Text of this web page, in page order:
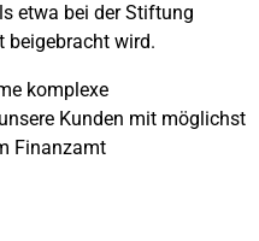
etwa bei der Stiftung
beigebracht wird.
komplexe
Kunden mit möglichst
Finanzamt